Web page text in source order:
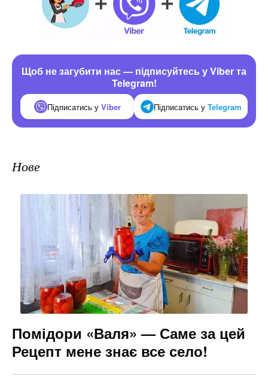
Щоб не загубити нас — підписуйтесь у Viber та
Telegram!
Підписатись у Viber Підписатись у Telegram
Нове
Помідори «Валя» — Саме за цей
Рецепт мене знає все село!